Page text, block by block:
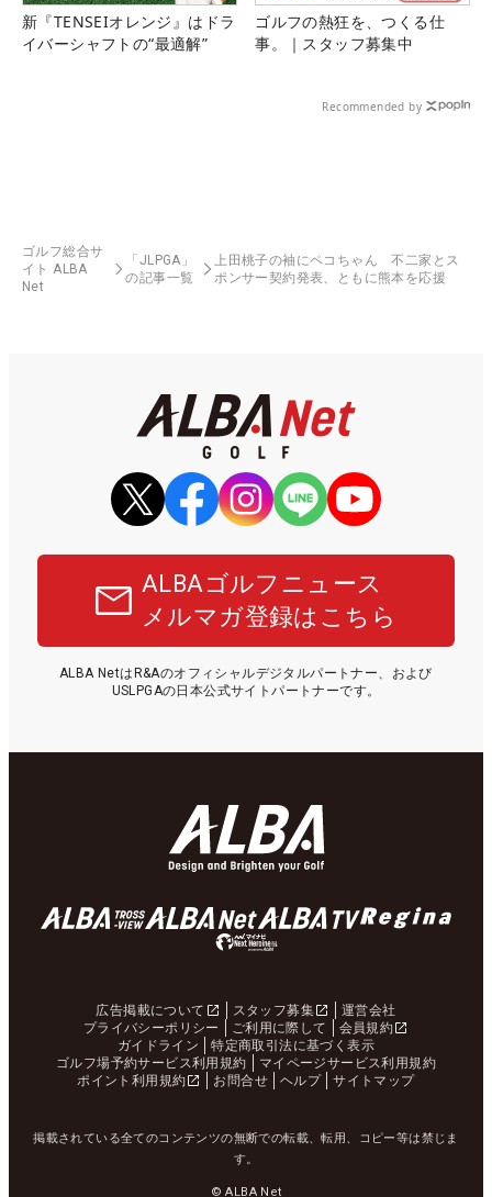
新『TENSEIオレンジ』はドラ
イバーシャフトの“最適解”
ゴルフの熱狂を、つくる仕
事。｜スタッフ募集中
Recommended by
ゴルフ総合サ
イト ALBA
Net
「JLPGA」
の記事一覧
上田桃子の袖にペコちゃん 不二家とス
ポンサー契約発表、ともに熊本を応援
ALBAゴルフニュース
メルマガ登録はこちら
ALBA NetはR&Aのオフィシャルデジタルパートナー、および
USLPGAの日本公式サイトパートナーです。
広告掲載について スタッフ募集
運営会社
プライバシーポリシー
ご利用に際して
会員規約
ガイドライン
特定商取引法に基づく表示
ゴルフ場予約サービス利用規約
マイページサービス利用規約
ポイント利用規約
お問合せ ヘルプ サイトマップ
掲載されている全てのコンテンツの無断での転載、転用、コピー等は禁じま
す。
© ALBA Net